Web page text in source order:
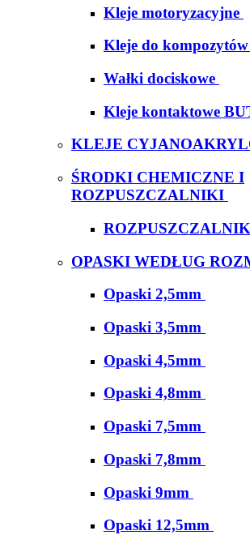
Kleje motoryzacyjne
Kleje do kompozytów
Wałki dociskowe
Kleje kontaktowe
KLEJE
ŚRODKI CHEMICZNE I
ROZPUSZCZALNIKI
OPASKI WEDŁUG
Opaski 2,5mm
Opaski 3,5mm
Opaski 4,5mm
Opaski 4,8mm
Opaski 7,5mm
Opaski 7,8mm
Opaski 9mm
Opaski 12,5mm